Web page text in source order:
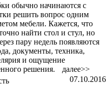
обычно начинаются с
решить вопрос одним
мебели. Кажется, что
найти стол и стул, но
пару недель появляются
документы, техника,
и ощущение
решения.
далее>>
07.10.2016